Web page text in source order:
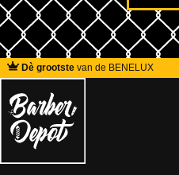
Dè grootste van de BENELUX